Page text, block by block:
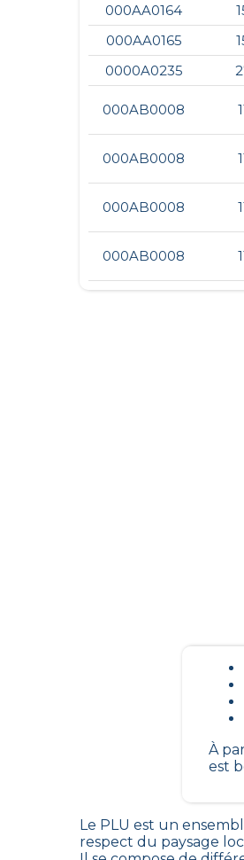
000AA0164
000AA0165
0000A0235
000AB0008
000AB0008
000AB0008
000AB0008
À
est
Le PLU est un
respect du paysage